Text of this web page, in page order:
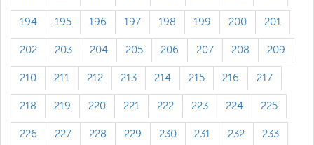
194 195 196 197 198 199 200 201
202 203 204 205 206 207 208 209
210 211 212 213 214 215 216 217
218 219 220 221 222 223 224 225
226 227 228 229 230 231 232 233